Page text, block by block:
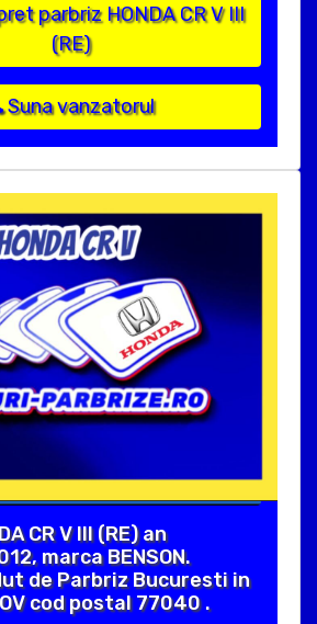
parbriz HONDA CR V III
(RE)
Suna vanzatorul
CR V III (RE) an
marca BENSON.
de Parbriz Bucuresti in
cod postal 77040 .